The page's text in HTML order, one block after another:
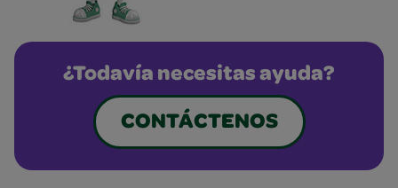
¿Todavía necesitas ayuda?
CONTÁCTENOS